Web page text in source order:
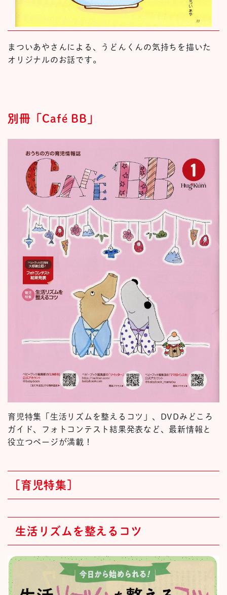
まついあやさんによる、うどんくんの気持ちを描いた
オリジナルのお話です。
別冊「Café BB」
育児特集「生活リズムを整えるコツ」、DVDみどころ
ガイド、フォトコンテスト結果発表など、最新情報と
役立つページが満載！
[育児特集]
生活リズムを整えるコツ